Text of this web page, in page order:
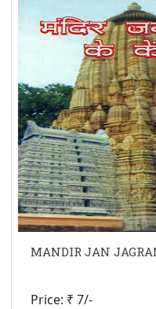
MANDIR JAN
Price: ₹ 7/-